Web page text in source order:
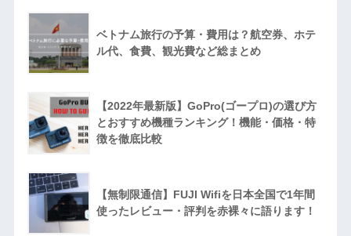
ベトナム旅行の予算・費用は？航空券、ホテ
ル代、食費、観光費など総まとめ
【2022年最新版】GoPro(ゴープロ)の選び方
とおすすめ機種ランキング！機能・価格・特
徴を徹底比較
【無制限通信】FUJI Wifiを日本全国で1年間
使ったレビュー・評判を赤裸々に語ります！